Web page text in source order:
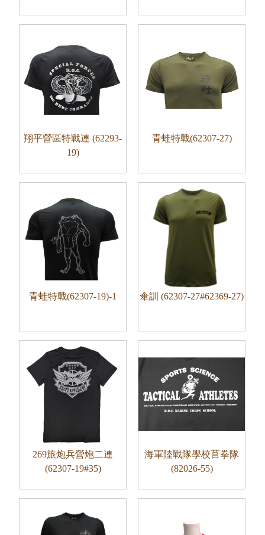
翔平營區特戰連 (62293-
19)
青蛙特戰(62307-27)
青蛙特戰(62307-19)-1 傘訓 (62307-27#62369-27)
269旅炮兵營炮二連
(62307-19#35)
海軍陸戰隊學校莒拳隊
(82026-55)